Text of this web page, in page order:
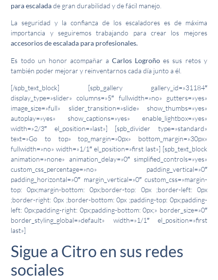
paraescaladade gran durabilidad y de fácil manejo.
La seguridad y la confianza de los escaladores es de máxima
importancia y seguiremos trabajando para crear los mejores
accesorios deescalada para profesionales.
Es todo un honor acompañar aCarlos Logroño es sus retos y
también poder mejorar y reinventarnos cada día junto a él.
[/spb_text_block] [spb_gallery gallery_id=»31184″
display_type=»slider» columns=»5″ fullwidth=»no» gutters=»yes»
image_size=»full» slider_transition=»slide» show_thumbs=»yes»
autoplay=»yes» show_captions=»yes» enable_lightbox=»yes»
width=»2/3″ el_position=»last»] [spb_divider type=»standard»
text=»Go to top» top_margin=»0px» bottom_margin=»30px»
fullwidth=»no» width=»1/1″ el_position=»first last»] [spb_text_block
animation=»none» animation_delay=»0″ simplified_controls=»yes»
custom_css_percentage=»no» padding_vertical=»0″
padding_horizontal=»0″ margin_vertical=»0″ custom_css=»margin-
top: 0px;margin-bottom: 0px;border-top: 0px ;border-left: 0px
;border-right: 0px ;border-bottom: 0px ;padding-top: 0px;padding-
left: 0px;padding-right: 0px;padding-bottom: 0px;» border_size=»0″
border_styling_global=»default» width=»1/1″ el_position=»first
last»]
Sigue a Citro en sus redes
sociales